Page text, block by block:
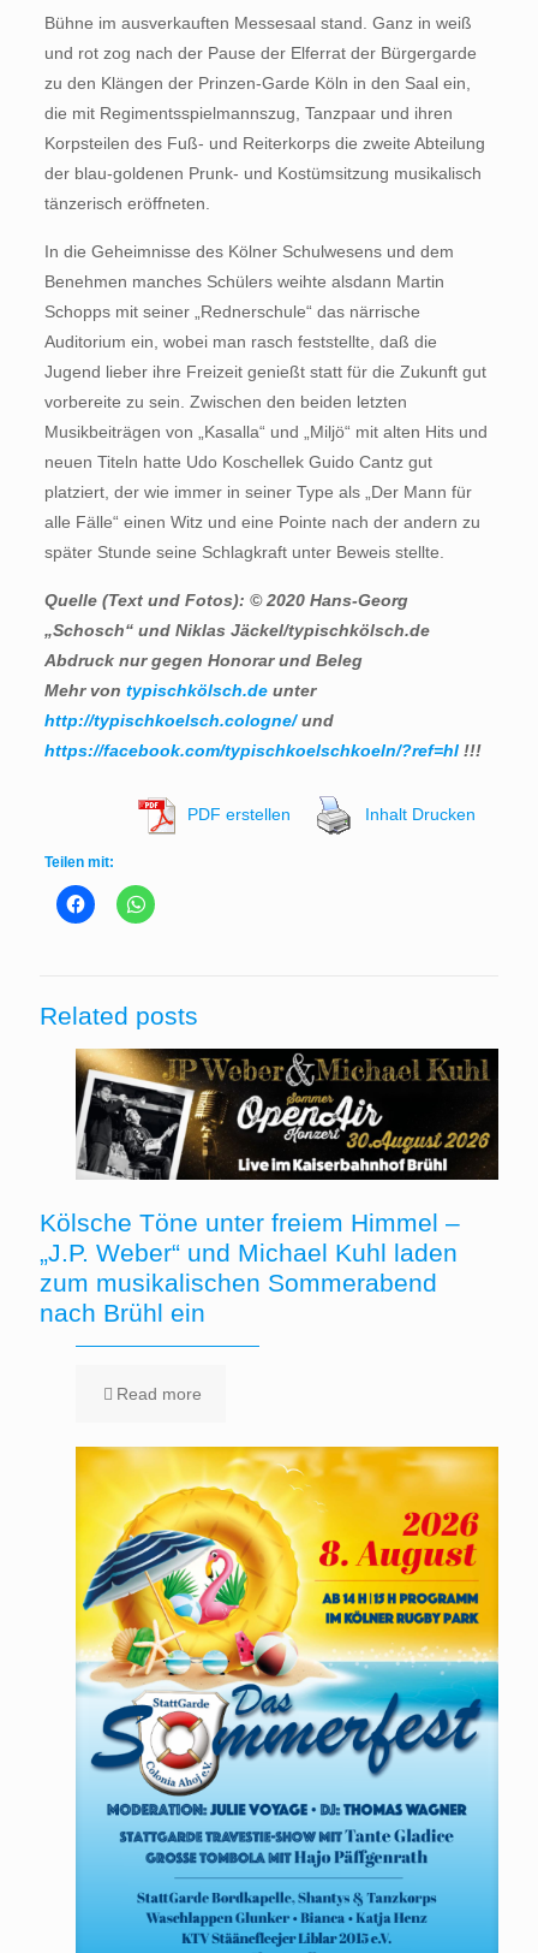
Bühne im ausverkauften Messesaal stand. Ganz in weiß
und rot zog nach der Pause der Elferrat der Bürgergarde
zu den Klängen der Prinzen-Garde Köln in den Saal ein,
die mit Regimentsspielmannszug, Tanzpaar und ihren
Korpsteilen des Fuß- und Reiterkorps die zweite Abteilung
der blau-goldenen Prunk- und Kostümsitzung musikalisch
tänzerisch eröffneten.
In die Geheimnisse des Kölner Schulwesens und dem
Benehmen manches Schülers weihte alsdann Martin
Schopps mit seiner „Rednerschule“ das närrische
Auditorium ein, wobei man rasch feststellte, daß die
Jugend lieber ihre Freizeit genießt statt für die Zukunft gut
vorbereite zu sein. Zwischen den beiden letzten
Musikbeiträgen von „Kasalla“ und „Miljö“ mit alten Hits und
neuen Titeln hatte Udo Koschellek Guido Cantz gut
platziert, der wie immer in seiner Type als „Der Mann für
alle Fälle“ einen Witz und eine Pointe nach der andern zu
später Stunde seine Schlagkraft unter Beweis stellte.
Quelle (Text und Fotos): © 2020 Hans-Georg
„Schosch“ und Niklas Jäckel/typischkölsch.de
Abdruck nur gegen Honorar und Beleg
Mehr von typischkölsch.deunter
http://typischkoelsch.cologne/und
https://facebook.com/typischkoelschkoeln/?ref=hl!!!
PDF erstellen Inhalt Drucken
Teilen mit:
Related posts
Kölsche Töne unter freiem Himmel –
„J.P. Weber“ und Michael Kuhl laden
zum musikalischen Sommerabend
nach Brühl ein
Read more